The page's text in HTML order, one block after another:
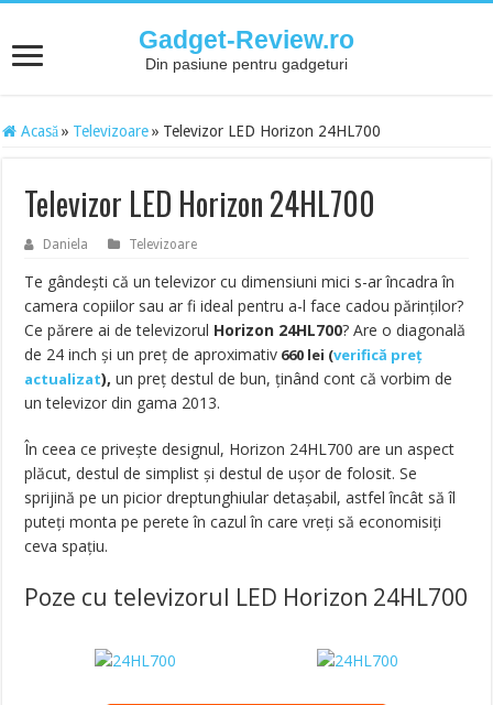
Gadget-Review.ro
Din pasiune pentru gadgeturi
Acasă » Televizoare » Televizor LED Horizon 24HL700
Televizor LED Horizon 24HL700
Daniela Televizoare
Te gândești că un televizor cu dimensiuni mici s-ar încadra în
camera copiilor sau ar fi ideal pentru a-l face cadou părinților?
Ce părere ai de televizorul Horizon 24HL700?Are o diagonală
de 24 inch și un preț de aproximativ 660 lei (verifică preț
actualizat),un preț destul de bun, ținând cont că vorbim de
un televizor din gama 2013.
În ceea ce privește designul, Horizon 24HL700 are un aspect
plăcut, destul de simplist și destul de ușor de folosit. Se
sprijină pe un picior dreptunghiular detașabil, astfel încât să îl
puteți monta pe perete în cazul în care vreți să economisiți
ceva spațiu.
Poze cu televizorul LED Horizon 24HL700